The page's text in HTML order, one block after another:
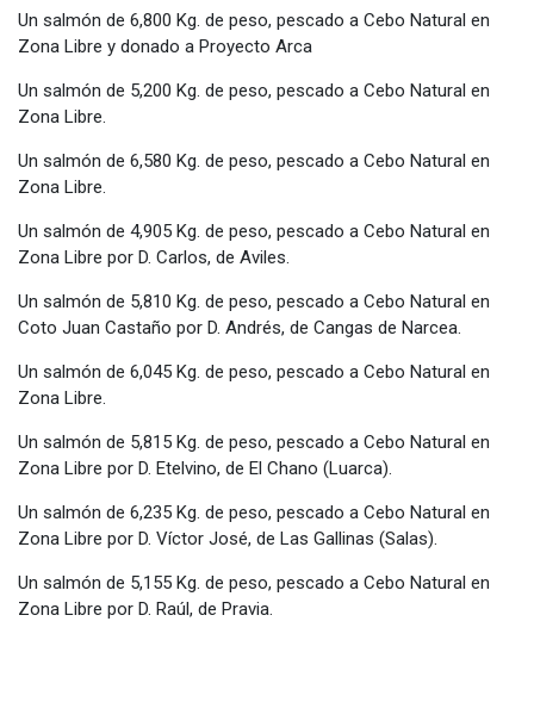
Un salmón de 6,800 Kg. de peso, pescado a Cebo Natural en
Zona Libre y donado a Proyecto Arca
Un salmón de 5,200 Kg. de peso, pescado a Cebo Natural en
Zona Libre.
Un salmón de 6,580 Kg. de peso, pescado a Cebo Natural en
Zona Libre.
Un salmón de 4,905 Kg. de peso, pescado a Cebo Natural en
Zona Libre por D. Carlos, de Aviles.
Un salmón de 5,810 Kg. de peso, pescado a Cebo Natural en
Coto Juan Castaño por D. Andrés, de Cangas de Narcea.
Un salmón de 6,045 Kg. de peso, pescado a Cebo Natural en
Zona Libre.
Un salmón de 5,815 Kg. de peso, pescado a Cebo Natural en
Zona Libre por D. Etelvino, de El Chano (Luarca).
Un salmón de 6,235 Kg. de peso, pescado a Cebo Natural en
Zona Libre por D. Víctor José, de Las Gallinas (Salas).
Un salmón de 5,155 Kg. de peso, pescado a Cebo Natural en
Zona Libre por D. Raúl, de Pravia.